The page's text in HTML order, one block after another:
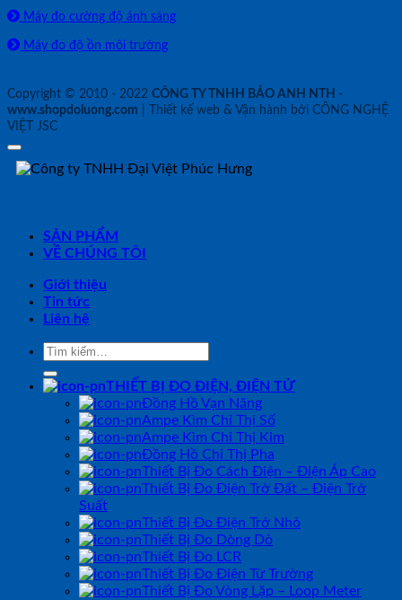
Máy đo cường độ ánh sáng
Máy đo độ ồn môi trường
Copyright © 2010 - 2022 CÔNG TY TNHH BẢO ANH NTH -
www.shopdoluong.com | Thiết kế web & Vận hành bởi CÔNG NGHỆ
VIỆT JSC
SẢN PHẨM
VỀ CHÚNG TÔI
Giới thiệu
Tin tức
Liên hệ
Tìm
THIẾT BỊ ĐO ĐIỆN, ĐIỆN TỬ
Đồng Hồ Vạn Năng
Ampe Kìm Chỉ Thị Số
Ampe Kìm Chỉ Thị Kim
Đồng Hồ Chỉ Thị Pha
Thiết Bị Đo Cách Điện – Điện Áp Cao
Thiết Bị Đo Điện Trở Đất – Điện Trở
Suất
Thiết Bị Đo Điện Trở Nhỏ
Thiết Bị Đo Dòng Dò
Thiết Bị Đo LCR
Thiết Bị Đo Điện Từ Trường
Thiết Bị Đo Vòng Lặp – Loop Meter